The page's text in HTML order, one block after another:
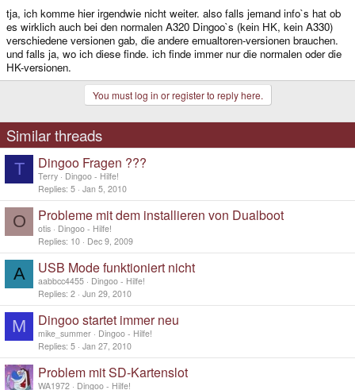
tja, ich komme hier irgendwie nicht weiter. also falls jemand info`s hat ob
es wirklich auch bei den normalen A320 Dingoo`s (kein HK, kein A330)
verschiedene versionen gab, die andere emualtoren-versionen brauchen.
und falls ja, wo ich diese finde. ich finde immer nur die normalen oder die
HK-versionen.
You must log in or register to reply here.
Similar threads
T Dingoo Fragen ???
Terry
Dingoo - Hilfe!
Replies 5 Jan 5, 2010
O Probleme mit dem installieren von Dualboot
otis
Dingoo - Hilfe!
Replies 10 Dec 9, 2009
A USB Mode funktioniert nicht
aabbcc4455
Dingoo - Hilfe!
Replies 2 Jun 29, 2010
M Dingoo startet immer neu
mike_summer
Dingoo - Hilfe!
Replies 5 Jan 27, 2010
Problem mit SD-Kartenslot
WA1972 Dingoo - Hilfe!